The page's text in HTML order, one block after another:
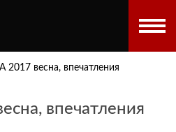
2017 весна, впечатления
впечатления